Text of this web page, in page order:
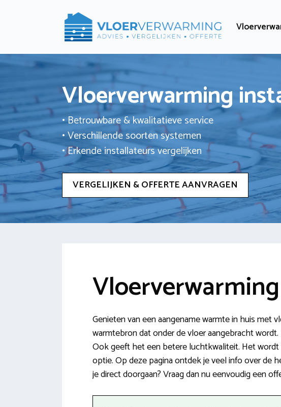
Vloerverwarming
• Betrouwbare & kwalitatieve service
• Verschillende soorten systemen
• Erkende installateurs vergelijken
VERGELIJKEN & OFFERTE AANVRAGEN
Genieten van een aangename warmte in huis met
warmtebron dat onder de vloer aangebracht
Ook geeft het een betere luchtkwaliteit. Het
optie. Op deze pagina ontdek je veel info over de
je direct doorgaan? Vraag dan nu eenvoudig een